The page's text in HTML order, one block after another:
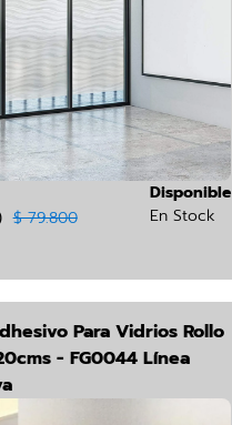
$ 79.800
Disponible
En Stock
Para Vidrios Rollo
- FG0044 Línea